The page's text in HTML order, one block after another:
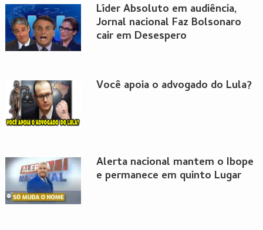
Líder Absoluto em audiência,
Jornal nacional Faz Bolsonaro
cair em Desespero
Você apoia o advogado do Lula?
Alerta nacional mantem o Ibope
e permanece em quinto Lugar